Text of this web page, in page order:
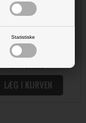
Statistiske
DKK 155,00